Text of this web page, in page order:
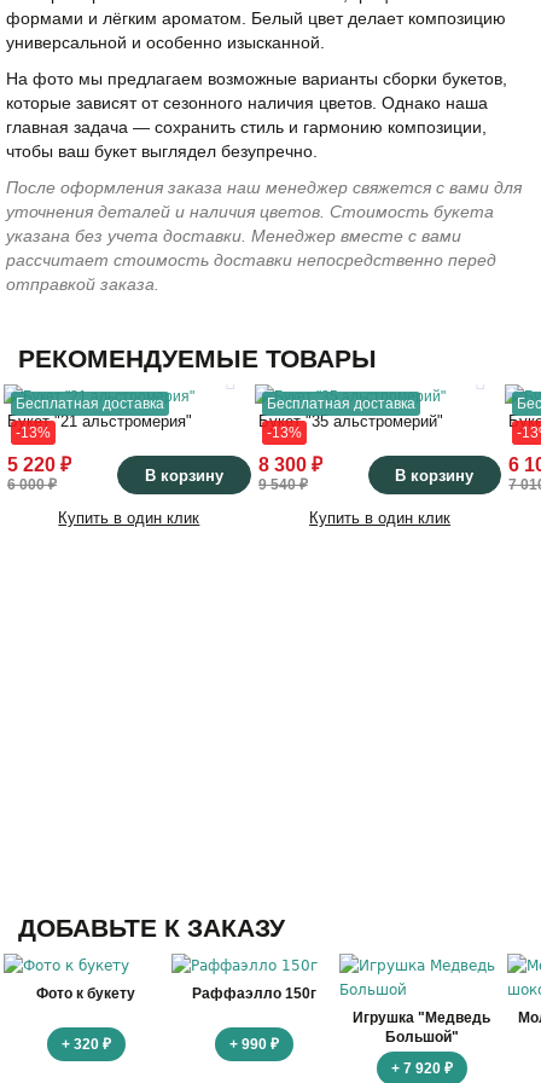
формами и лёгким ароматом. Белый цвет делает композицию
универсальной и особенно изысканной.
На фото мы предлагаем возможные варианты сборки букетов,
которые зависят от сезонного наличия цветов. Однако наша
главная задача — сохранить стиль и гармонию композиции,
чтобы ваш букет выглядел безупречно.
После оформления заказа наш менеджер свяжется с вами для
уточнения деталей и наличия цветов. Стоимость букета
указана без учета доставки. Менеджер вместе с вами
рассчитает стоимость доставки непосредственно перед
отправкой заказа.
РЕКОМЕНДУЕМЫЕ ТОВАРЫ
Бесплатная доставка
-13%
Букет "21 альстромерия"
5 220 ₽
6 000 ₽ В корзину
Купить в один клик
Бесплатная доставка
-13%
Букет "35 альстромерий"
8 300 ₽
9 540 ₽ В корзину
Купить в один клик
-
6
7
ДОБАВЬТЕ К ЗАКАЗУ
Фото к букету
+ 320 ₽
Раффаэлло 150г
+ 990 ₽
Игрушка "Медведь
Большой"
+ 7 920 ₽